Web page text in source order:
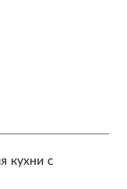
кухни с